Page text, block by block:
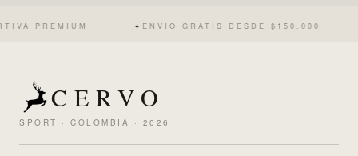
PREMIUM ENVÍO GRATIS DESDE $150.000
CERVO
SPORT · COLOMBIA · 2026